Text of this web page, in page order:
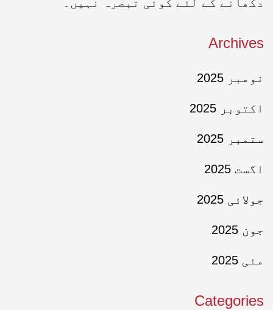
Archives
نومبر 2025
اکتوبر 2025
ستمبر 2025
اگست 2025
جولائی 2025
جون 2025
مئی 2025
Categories